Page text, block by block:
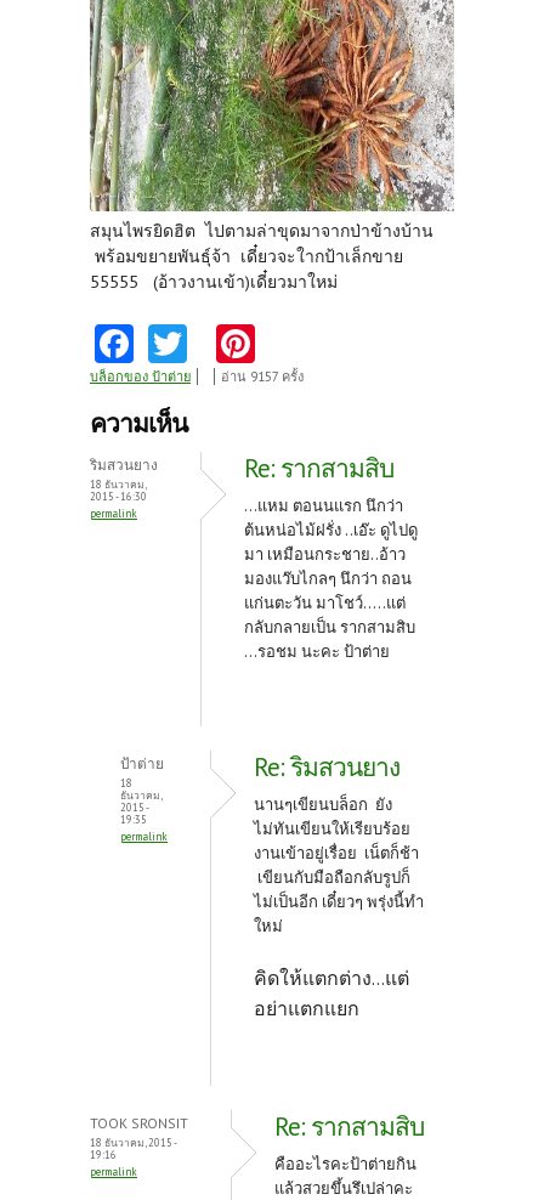
สมุนไพรยิดฮิต ไปตามล่าขุดมาจากป่าข้างบ้าน
พร้อมขยายพันธุ์จ้า เดี๋ยวจะใากป้าเล็กขาย
55555 (อ้าวงานเข้า)เดี๋ยวมาใหม่
Fa
ce
b
o
o
k
w
itt
er
nt
es
t
บล็อกของ ป้าต่าย อ่าน 9157 ครั้ง
ความเห็น
ริมสวนยาง
18 ธันวาคม,
2015 - 16:30
permalink
Re: รากสามสิบ
...แหม ตอนนแรก นึกว่า
ต้นหน่อไม้ฝรั่ง ..เอ๊ะ ดูไปดู
มา เหมือนกระชาย..อ้าว
มองแว๊บไกลๆ นึกว่า ถอน
แก่นตะวัน มาโชว์.....แต่
กลับกลายเป็น รากสามสิบ
...รอชม นะคะ ป้าต่าย
ป้าต่าย
18
ธันวาคม,
2015 -
19:35
permalink
Re: ริมสวนยาง
นานๆเขียนบล็อก ยัง
ไม่ทันเขียนให้เรียบร้อย
งานเข้าอยู่เรื่อย เน็ตก็ช้า
เขียนกับมือถือกลับรูปก็
ไม่เป็นอีก เดี๋ยวๆ พรุ่งนี้ทำ
ใหม่
คิดให้แตกต่าง...แต่
อย่าแตกแยก
TOOK SRONSIT
18 ธันวาคม, 2015 -
19:16
permalink
Re: รากสามสิบ
คืออะไรคะป้าต่ายกิน
แล้วสวยขึ้นรึเปล่าคะ